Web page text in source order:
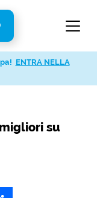
su
ENTRA NELLA